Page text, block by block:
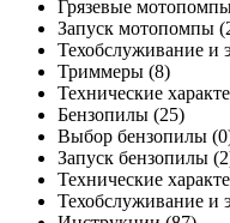
Грязевые
Запуск мотопомпы
Техобслуживание и
Триммеры (8)
Технические
Бензопилы (25)
Выбор бензопилы
Запуск бензопилы
Технические
Техобслуживание и